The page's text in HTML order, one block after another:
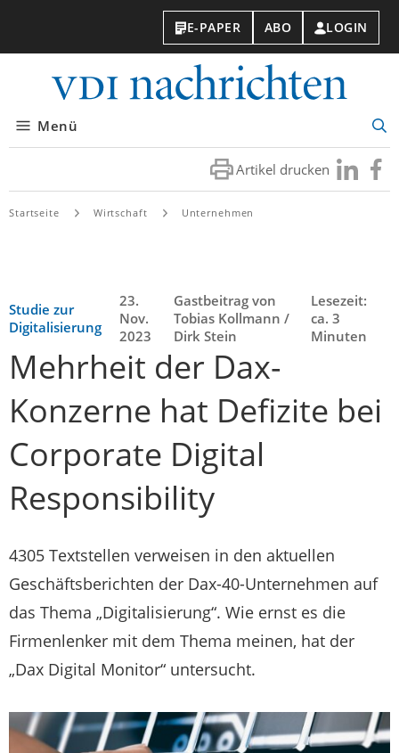
E-PAPER ABO LOGIN
Menü
Artikel drucken Besuchen
Sie
Sie
Startseite Wirtschaft Unternehmen
Studie zur
Digitalisierung
23.
Nov.
2023
Gastbeitrag von
Tobias Kollmann /
Dirk Stein
Lesezeit:
ca. 3
Minuten
Mehrheit der Dax-
Konzerne hat Defizite bei
Corporate Digital
Responsibility
4305 Textstellen verweisen in den aktuellen
Geschäftsberichten der Dax-40-Unternehmen auf
das Thema „Digitalisierung“. Wie ernst es die
Firmenlenker mit dem Thema meinen, hat der
„Dax Digital Monitor“ untersucht.